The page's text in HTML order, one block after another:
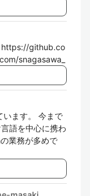
github.co
snagasawa_
います。 今まで
語を中心に携わ
業務が多めで